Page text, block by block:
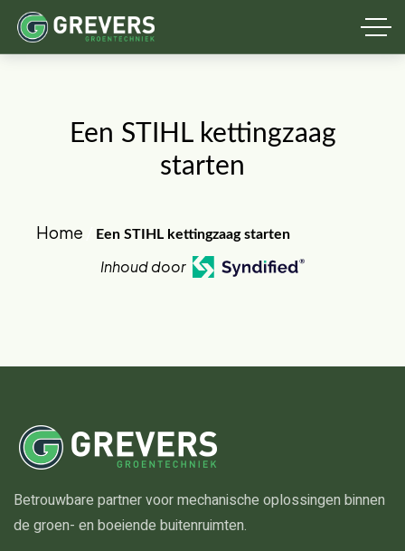
Een STIHL kettingzaag
starten
Home Een STIHL kettingzaag starten
Inhoud door
Betrouwbare partner voor mechanische oplossingen binnen
de groen- en boeiende buitenruimten.